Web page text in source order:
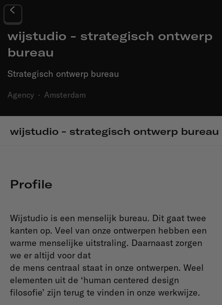
wijstudio - strategisch ontwerp
bureau
Strategisch ontwerp bureau
Agency · Amsterdam
wijstudio - strategisch ontwerp bureau
Profile
Wijstudio is een menselijk bureau. Dit gaat twee
kanten op. Veel van onze ontwerpen hebben een
warme menselijke uitstraling. Daarnaast zorgen
we er altijd voor dat
de mens centraal staat in onze ontwerpen. Weel
elementen uit de ‘human centered design
filosofie’ zijn terug te vinden in onze werkwijze.